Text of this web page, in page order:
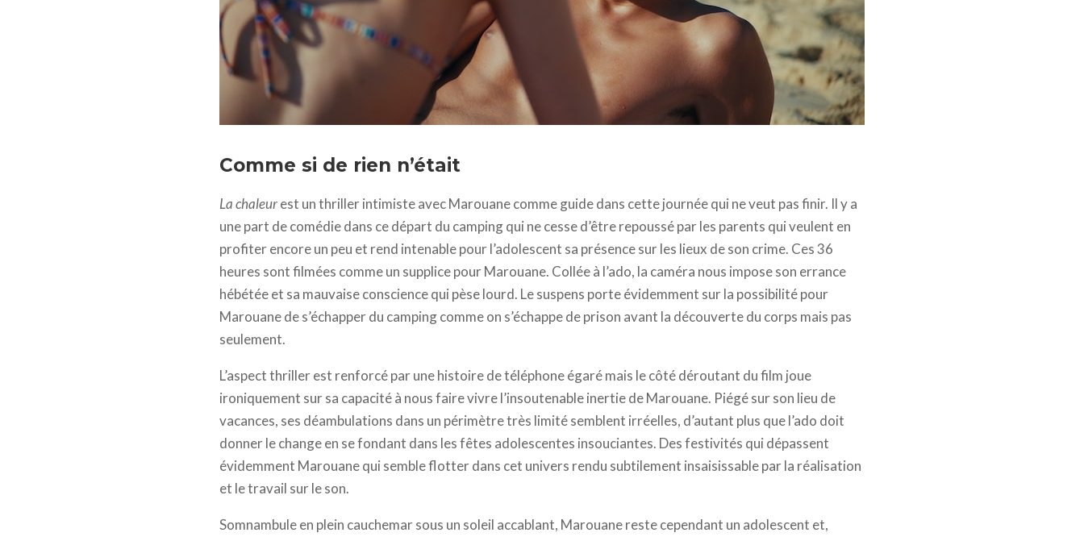
Comme si de rien n’était
La chaleurest un thriller intimiste avec Marouane comme guide dans cette journée qui ne veut pas finir. Il y a
une part de comédie dans ce départ du camping qui ne cesse d’être repoussé par les parents qui veulent en
profiter encore un peu et rend intenable pour l’adolescent sa présence sur les lieux de son crime. Ces 36
heures sont filmées comme un supplice pour Marouane. Collée à l’ado, la caméra nous impose son errance
hébétée et sa mauvaise conscience qui pèse lourd. Le suspens porte évidemment sur la possibilité pour
Marouane de s’échapper du camping comme on s’échappe de prison avant la découverte du corps mais pas
seulement.
L’aspect thriller est renforcé par une histoire de téléphone égaré mais le côté déroutant du film joue
ironiquement sur sa capacité à nous faire vivre l’insoutenable inertie de Marouane. Piégé sur son lieu de
vacances, ses déambulations dans un périmètre très limité semblent irréelles, d’autant plus que l’ado doit
donner le change en se fondant dans les fêtes adolescentes insouciantes. Des festivités qui dépassent
évidemment Marouane qui semble flotter dans cet univers rendu subtilement insaisissable par la réalisation
et le travail sur le son.
Somnambule en plein cauchemar sous un soleil accablant, Marouane reste cependant un adolescent et,